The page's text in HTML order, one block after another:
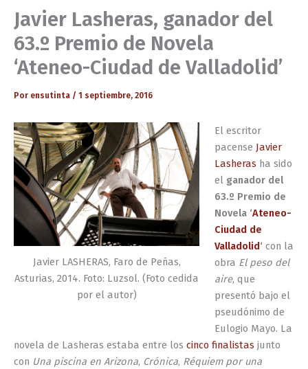
Javier Lasheras, ganador del
63.º Premio de Novela
‘Ateneo-Ciudad de Valladolid’
Por ensutinta / 1 septiembre, 2016
Javier LASHERAS, Faro de Peñas,
Asturias, 2014. Foto: Luzsol. (Foto cedida
por el autor)
El escritor
pacense Javier
Lasheras ha sido
el ganador del
63.º Premio de
Novela ‘Ateneo-
Ciudad de
Valladolid‘ con la
obra El peso del
aire, que
presentó bajo el
pseudónimo de
Eulogio Mayo. La
novela de Lasheras estaba entre los cinco finalistas junto
con Una piscina en Arizona, Crónica, Réquiem por una